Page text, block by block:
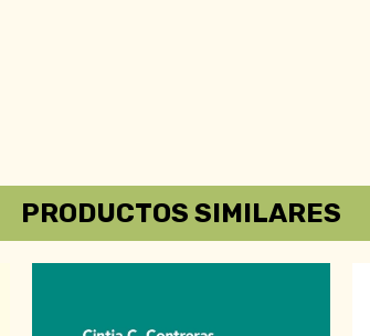
PRODUCTOS SIMILARES